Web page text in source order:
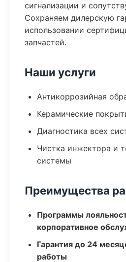
сигнализации и
Сохраняем дилерскую
использовании
запчастей.
Наши услуги
Антикоррозийная
Керамические
Диагностика всех
Чистка инжектора и
системы
Преимущества
Программы
корпоративное
Гарантия до 24
работы